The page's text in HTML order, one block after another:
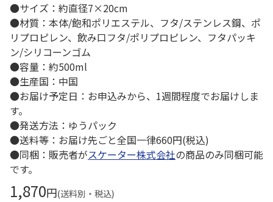
●サイズ：約直径7×20cm
●材質：本体/飽和ポリエステル、フタ/ステンレス鋼、ポ
リプロピレン、飲み口フタ/ポリプロピレン、フタパッキ
ン/シリコーンゴム
●容量：約500ml
●生産国：中国
●お届け予定日：お申込みから、1週間程度でお届けしま
す。
●発送方法：ゆうパック
●送料等：お届け先ごと全国一律660円(税込)
●同梱：販売者がスケーター株式会社の商品のみ同梱可能
です。
1,870円(送料別・税込)